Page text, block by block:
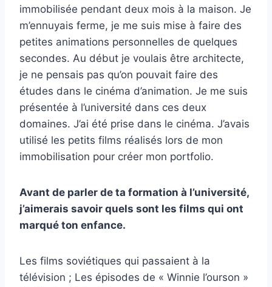
immobilisée pendant deux mois à la maison. Je
m’ennuyais ferme, je me suis mise à faire des
petites animations personnelles de quelques
secondes. Au début je voulais être architecte,
je ne pensais pas qu’on pouvait faire des
études dans le cinéma d’animation. Je me suis
présentée à l’université dans ces deux
domaines. J’ai été prise dans le cinéma. J’avais
utilisé les petits films réalisés lors de mon
immobilisation pour créer mon portfolio.
Avant de parler de ta formation à l’université,
j’aimerais savoir quels sont les films qui ont
marqué ton enfance.
Les films soviétiques qui passaient à la
télévision ; Les épisodes de « Winnie l’ourson »